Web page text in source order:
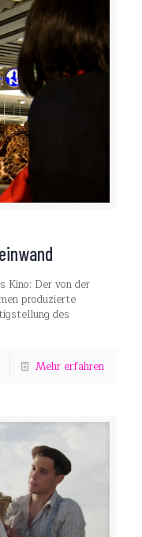
Kino: Der von der
produzierte
des
Mehr erfahren